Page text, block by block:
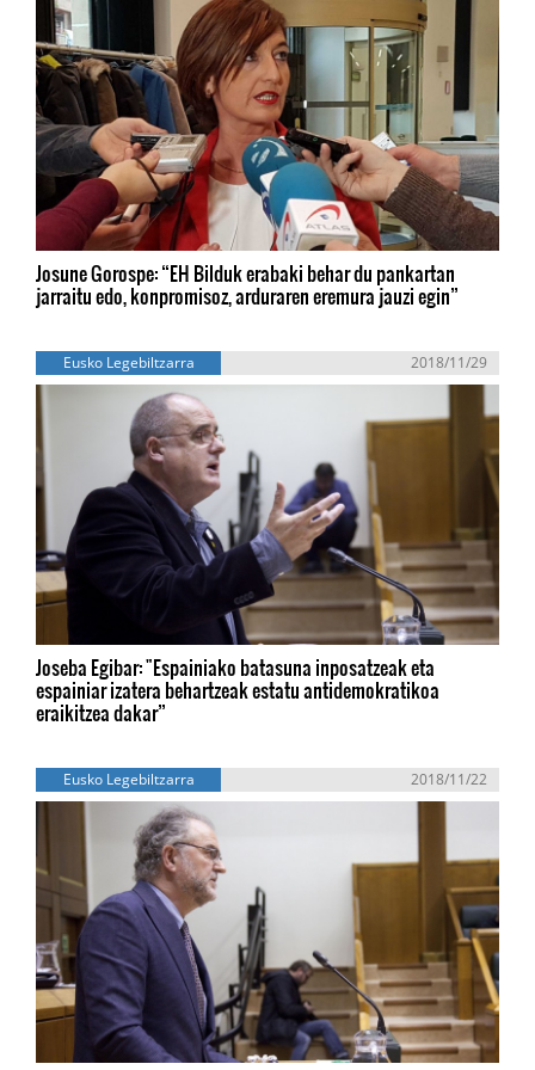
Josune Gorospe: “EH Bilduk erabaki behar du pankartan
jarraitu edo, konpromisoz, arduraren eremura jauzi egin”
Eusko Legebiltzarra 2018/11/29
Joseba Egibar: "Espainiako batasuna inposatzeak eta
espainiar izatera behartzeak estatu antidemokratikoa
eraikitzea dakar”
Eusko Legebiltzarra 2018/11/22